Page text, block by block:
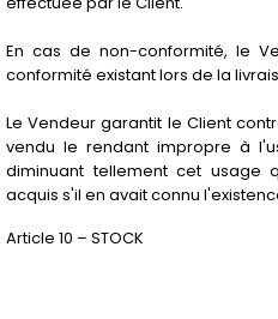
En cas de non-conformité, le
conformité existant lors de la
Le Vendeur garantit le Client
vendu le rendant impropre à
diminuant tellement cet usage
acquis s'il en avait connu
Article 10 – STOCK